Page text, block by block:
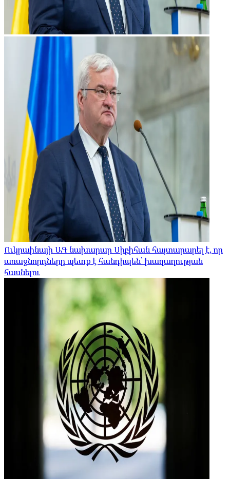
Ուկրաինայի ԱԳ նախարար Սիբիհան հայտարարել է, որ
առաջնորդները պետք է հանդիպեն՝ խաղաղության
հասնելու